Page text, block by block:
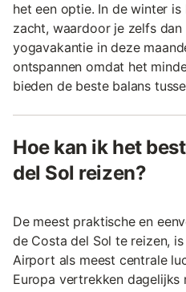
het een optie. In de winter
zacht, waardoor je zelfs
yogavakantie in deze
ontspannen omdat het
bieden de beste balans
Hoe kan ik het
del Sol reizen?
De meest praktische en
de Costa del Sol te reizen,
Airport als meest centrale
Europa vertrekken dagelijks